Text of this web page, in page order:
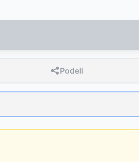
Podeli